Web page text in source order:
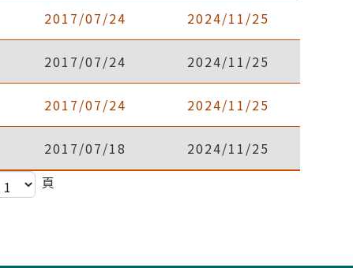
2017/07/24 2024/11/25
2017/07/24 2024/11/25
2017/07/24 2024/11/25
2017/07/18
2024/11/25
頁